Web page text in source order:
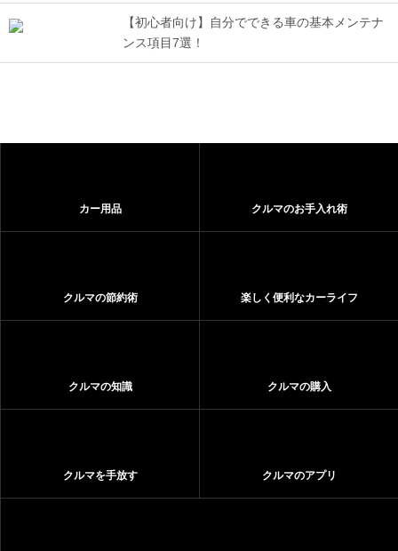
【初心者向け】自分でできる車の基本メンテナ
ンス項目7選！
カー用品 クルマのお手入れ術
クルマの節約術 楽しく便利なカーライフ
クルマの知識 クルマの購入
クルマを手放す クルマのアプリ